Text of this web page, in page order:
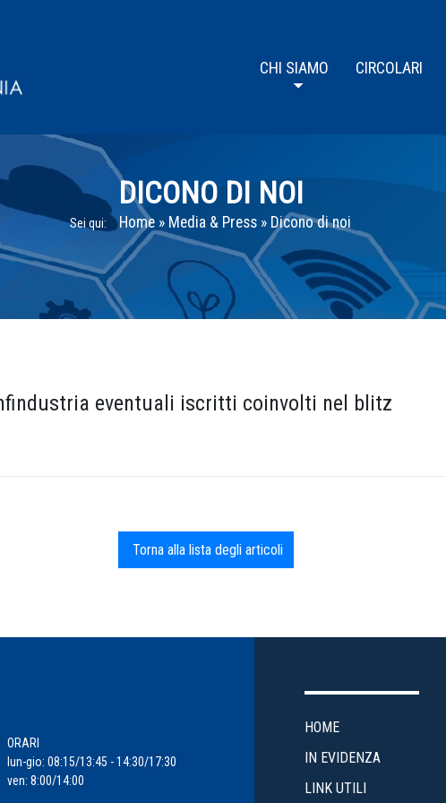
CHI SIAMO CIRCOLARI
DICONO DI NOI
Sei qui: Home » Media & Press » Dicono di noi
eventuali iscritti coinvolti nel blitz
Torna alla lista degli articoli
ORARI
lun-gio: 08:15/13:45 - 14:30/17:30
ven: 8:00/14:00
HOME
IN EVIDENZA
LINK UTILI